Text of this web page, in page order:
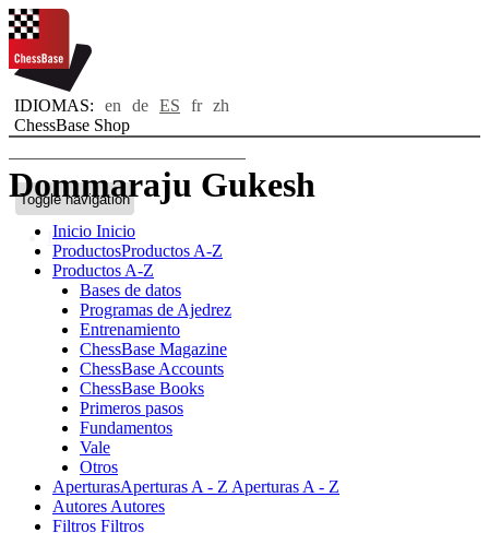
IDIOMAS: en de ES fr zh
ChessBase Shop
Toggle navigation
Inicio Inicio
ProductosProductos A-Z
Productos A-Z
Bases de datos
Programas de Ajedrez
Entrenamiento
ChessBase Magazine
ChessBase Accounts
ChessBase Books
Primeros pasos
Fundamentos
Vale
Otros
AperturasAperturas A - Z Aperturas A - Z
Autores Autores
Filtros Filtros
Dommaraju Gukesh
Bio